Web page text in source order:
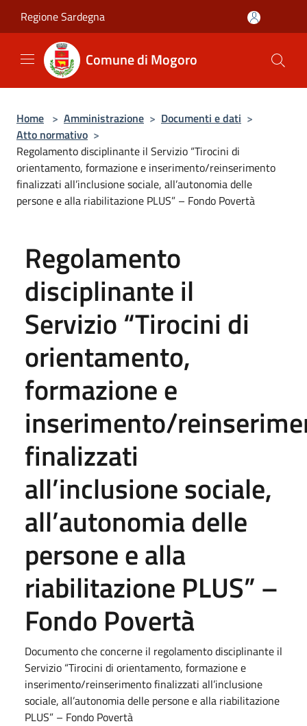
Regione Sardegna
Comune di Mogoro
Home > Amministrazione > Documenti e dati >
Atto normativo >
Regolamento disciplinante il Servizio “Tirocini di
orientamento, formazione e inserimento/reinserimento
finalizzati all’inclusione sociale, all’autonomia delle
persone e alla riabilitazione PLUS” – Fondo Povertà
Regolamento
disciplinante il
Servizio “Tirocini di
orientamento,
formazione e
inserimento/
finalizzati
all’inclusione sociale,
all’autonomia delle
persone e alla
riabilitazione PLUS” –
Fondo Povertà
Documento che concerne il regolamento disciplinante il
Servizio “Tirocini di orientamento, formazione e
inserimento/reinserimento finalizzati all’inclusione
sociale, all’autonomia delle persone e alla riabilitazione
PLUS” – Fondo Povertà